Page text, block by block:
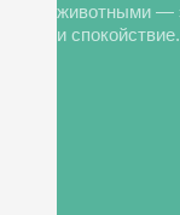
животными —
и спокойствие.